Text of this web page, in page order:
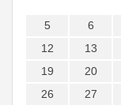
5
6
12
13
19
20
26
27